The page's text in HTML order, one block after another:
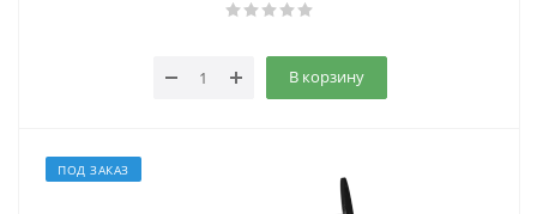
В корзину
ПОД ЗАКАЗ